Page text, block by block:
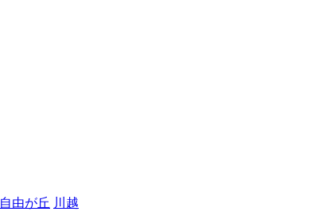
自由が丘 川越